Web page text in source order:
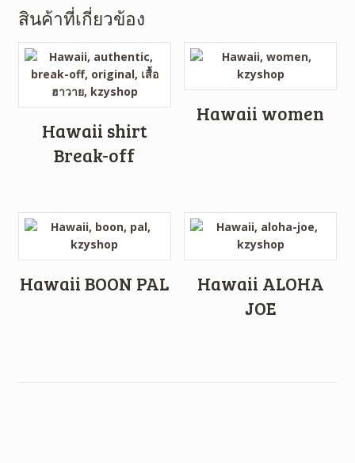
สินค้าที่เกี่ยวข้อง
Hawaii shirt
Break-off
Hawaii women
Hawaii BOON PAL
Hawaii ALOHA
JOE